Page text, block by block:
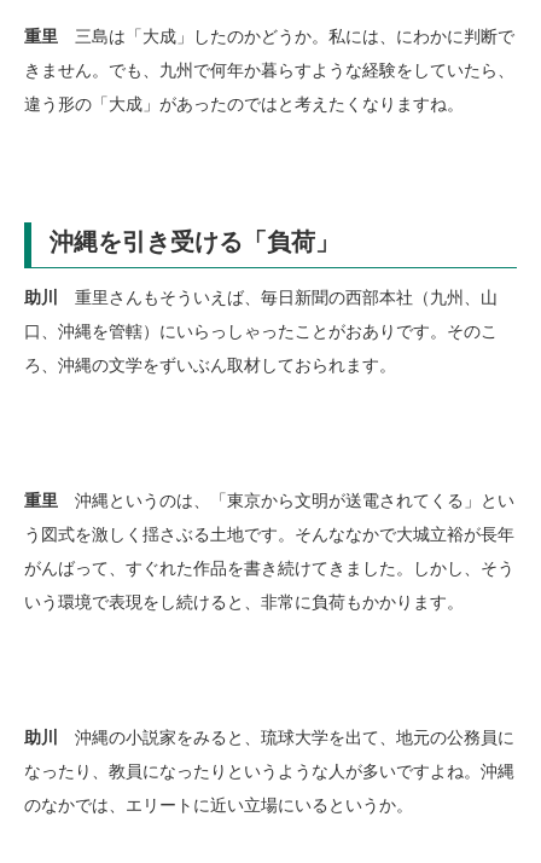
重里 三島は「大成」したのかどうか。私には、にわかに判断で
きません。でも、九州で何年か暮らすような経験をしていたら、
違う形の「大成」があったのではと考えたくなりますね。
沖縄を引き受ける「負荷」
助川
重里さんもそういえば、毎日新聞の西部本社（九州、山
口、沖縄を管轄）にいらっしゃったことがおありです。そのこ
ろ、沖縄の文学をずいぶん取材しておられます。
重里 沖縄というのは、「東京から文明が送電されてくる」とい
う図式を激しく揺さぶる土地です。そんななかで大城立裕が長年
がんばって、すぐれた作品を書き続けてきました。しかし、そう
いう環境で表現をし続けると、非常に負荷もかかります。
助川
沖縄の小説家をみると、琉球大学を出て、地元の公務員に
なったり、教員になったりというような人が多いですよね。沖縄
のなかでは、エリートに近い立場にいるというか。